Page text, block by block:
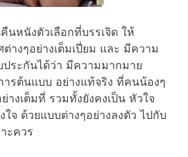
นหนังตัวเลือกที่บรรเจิด ให้
างๆอย่างเต็มเปี่ยม และ มีความ
ประกันได้ว่า มีความมากมาย
รต้นแบบ อย่างแท้จริง ที่คนน้องๆ
งเต็มที่ รวมทั้งยังคงเป็น หัวใจ
จ ด้วยแบบต่างๆอย่างลงตัว ไปกับ
ะควร